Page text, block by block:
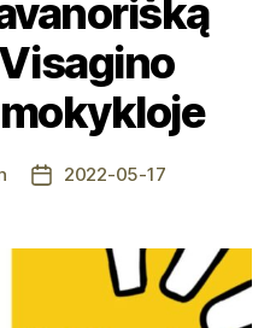
Įrašo2022-05-17